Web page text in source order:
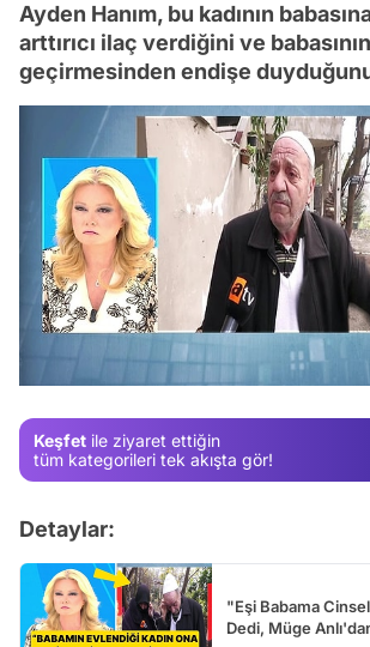
Ayden Hanım, bu kadının
arttırıcı ilaç verdiğini ve
geçirmesinden endişe
Keşfet ile ziyaret ettiğin
tüm kategorileri tek akışta gör!
Detaylar:
"Eşi Babama
Dedi, Müge